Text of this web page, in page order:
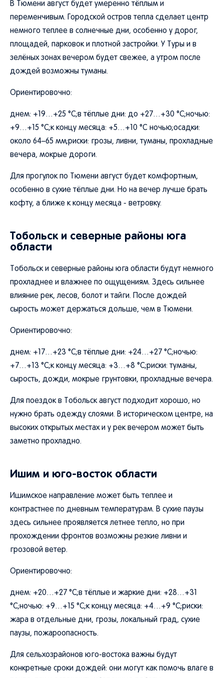
В Тюмени август будет умеренно тёплым и
переменчивым. Городской остров тепла сделает центр
немного теплее в солнечные дни, особенно у дорог,
площадей, парковок и плотной застройки. У Туры и в
зелёных зонах вечером будет свежее, а утром после
дождей возможны туманы.
Ориентировочно:
днем: +19…+25 °C;в тёплые дни: до +27…+30 °C;ночью:
+9…+15 °C;к концу месяца: +5…+10 °C ночью;осадки:
около 64–65 мм;риски: грозы, ливни, туманы, прохладные
вечера, мокрые дороги.
Для прогулок по Тюмени август будет комфортным,
особенно в сухие тёплые дни. Но на вечер лучше брать
кофту, а ближе к концу месяца - ветровку.
Тобольск и северные районы юга
области
Тобольск и северные районы юга области будут немного
прохладнее и влажнее по ощущениям. Здесь сильнее
влияние рек, лесов, болот и тайги. После дождей
сырость может держаться дольше, чем в Тюмени.
Ориентировочно:
днем: +17…+23 °C;в тёплые дни: +24…+27 °C;ночью:
+7…+13 °C;к концу месяца: +3…+8 °C;риски: туманы,
сырость, дожди, мокрые грунтовки, прохладные вечера.
Для поездок в Тобольск август подходит хорошо, но
нужно брать одежду слоями. В историческом центре, на
высоких открытых местах и у рек вечером может быть
заметно прохладно.
Ишим и юго-восток области
Ишимское направление может быть теплее и
контрастнее по дневным температурам. В сухие паузы
здесь сильнее проявляется летнее тепло, но при
прохождении фронтов возможны резкие ливни и
грозовой ветер.
Ориентировочно:
днем: +20…+27 °C;в тёплые и жаркие дни: +28…+31
°C;ночью: +9…+15 °C;к концу месяца: +4…+9 °C;риски:
жара в отдельные дни, грозы, локальный град, сухие
паузы, пожароопасность.
Для сельхозрайонов юго-востока важны будут
конкретные сроки дождей: они могут как помочь влаге в